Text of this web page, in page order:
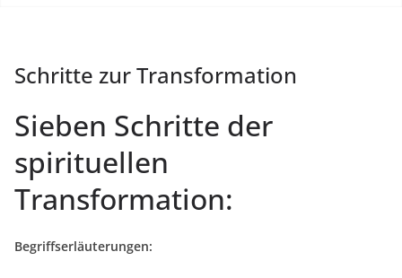
Schritte zur Transformation
Sieben Schritte der
spirituellen
Transformation:
Begriffserläuterungen: